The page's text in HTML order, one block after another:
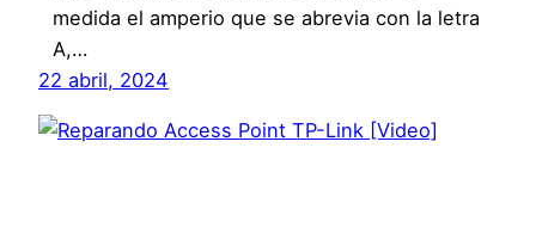
medida el amperio que se abrevia con la letra
A,…
22 abril, 2024